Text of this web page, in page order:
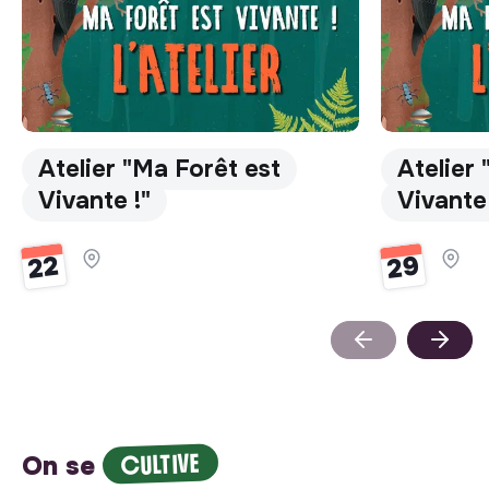
Atelier "Ma Forêt est
Vivante !"
22
Atelier
29
On se CULTIVE